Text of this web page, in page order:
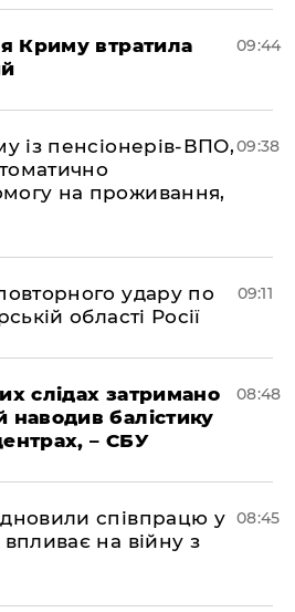
Криму втратила
09:44
із пенсіонерів-ВПО,
на проживання,
09:38
удару по
області Росії
09:11
слідах затримано
наводив балістику
– СБУ
08:48
співпрацю у
на війну з
08:45